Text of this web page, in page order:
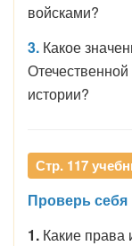
войсками?
3. Какое
истории?
Стр. 117
Проверь себя
1. Какие права